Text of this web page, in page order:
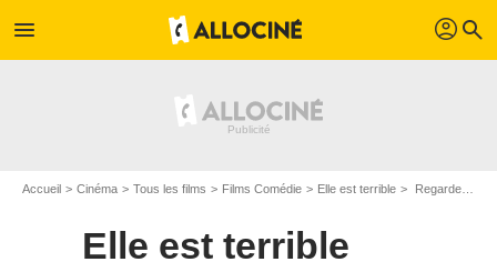
menu profil search
Accueil Cinéma Tous les films Films Comédie Elle est terrible Regarder Elle est terrible en SVOD
Elle est terrible